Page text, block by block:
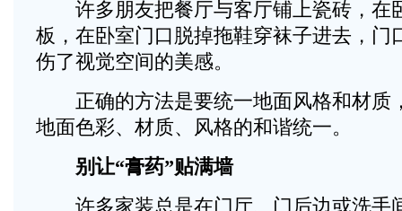
许多朋友把餐厅与客厅铺上瓷砖，在
板，在卧室门口脱掉拖鞋穿袜子进去，门
伤了视觉空间的美感。
正确的方法是要统一地面风格和材质
地面色彩、材质、风格的和谐统一。
别让“膏药”贴满墙
许多家装总是在门厅、门后边或洗手